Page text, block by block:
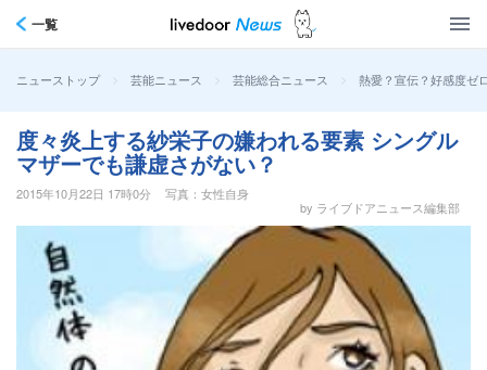
一覧
ニューストップ > 芸能ニュース > 芸能総合ニュース > 熱愛？宣伝？好感度ゼ
度々炎上する紗栄子の嫌われる要素 シングル
マザーでも謙虚さがない？
2015年10月22日 17時0分
写真：女性自身
by ライブドアニュース編集部